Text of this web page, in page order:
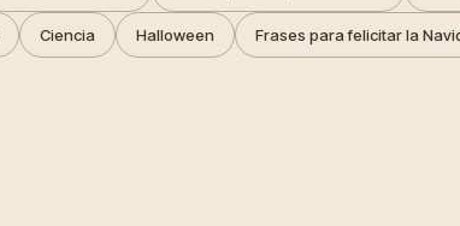
Ciencia Halloween Frases para felicitar la